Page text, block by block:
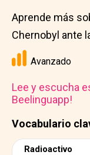
Vocabulario
Radioactivo
Aprende más
Chernobyl ante
Avanzado
Lee y escucha
Beelinguapp!